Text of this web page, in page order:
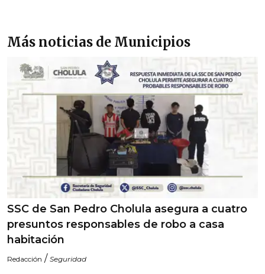
Más noticias de Municipios
SSC de San Pedro Cholula asegura a cuatro
presuntos responsables de robo a casa
habitación
Redacción / Seguridad